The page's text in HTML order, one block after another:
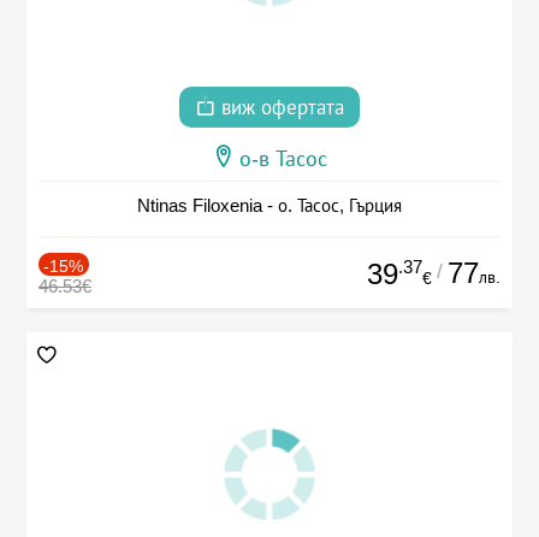
виж офертата
о-в Тасос
Ntinas Filoxenia - о. Тасос, Гърция
-15%
46.53€ 39.37
€ / 77лв.